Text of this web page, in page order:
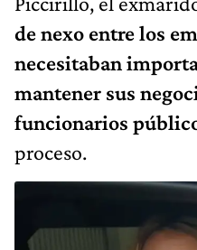
de nexo entre los
necesitaban
mantener sus
funcionarios
proceso.